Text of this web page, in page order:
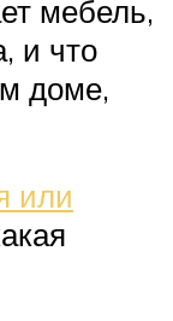
мебель,
и что
доме,
или